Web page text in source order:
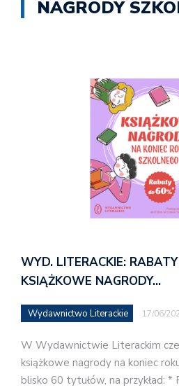
NAGRODY
WYD. LITERACKIE:
KSIĄŻKOWE NAGRODY…
Wydawnictwo Literackie 17/06/
W Wydawnictwie Literackim
książkowe nagrody na koniec
blisko 60 tytułów, na przykład: *